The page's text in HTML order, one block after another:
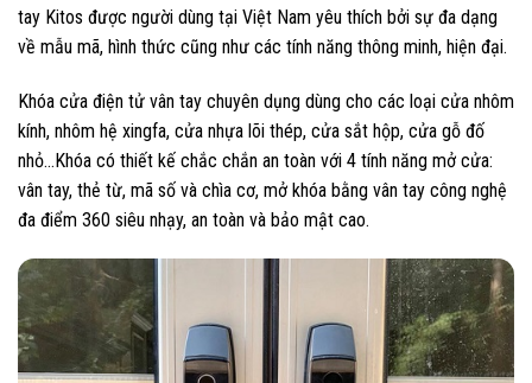
tay Kitos được người dùng tại Việt Nam yêu thích bởi sự đa dạng
về mẫu mã, hình thức cũng như các tính năng thông minh, hiện đại.
Khóa cửa điện tử vân tay chuyên dụng dùng cho các loại cửa nhôm
kính, nhôm hệ xingfa, cửa nhựa lõi thép, cửa sắt hộp, cửa gỗ đố
nhỏ…Khóa có thiết kế chắc chắn an toàn với 4 tính năng mở cửa:
vân tay, thẻ từ, mã số và chìa cơ, mở khóa bằng vân tay công nghệ
đa điểm 360 siêu nhạy, an toàn và bảo mật cao.